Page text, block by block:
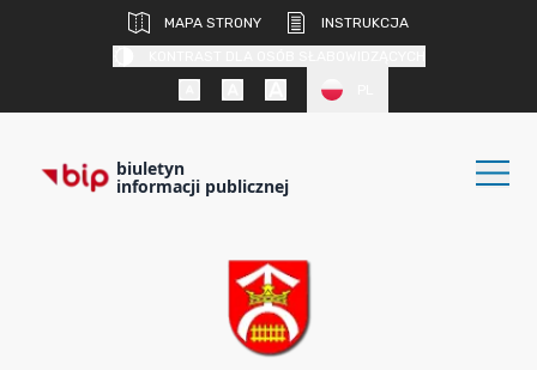
MAPA STRONY
INSTRUKCJA
biuletyn
informacji publicznej